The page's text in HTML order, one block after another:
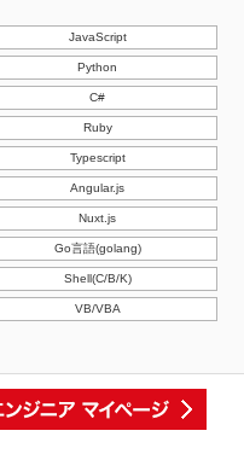
JavaScript
Python
C#
Ruby
Typescript
Angular.js
Nuxt.js
Go言語(golang)
Shell(C/B/K)
VB/VBA